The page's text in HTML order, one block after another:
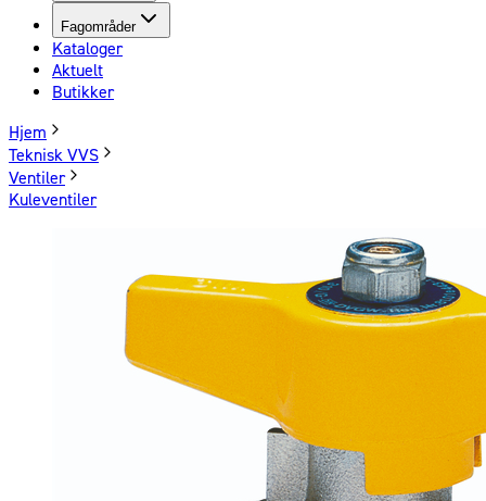
Fagområder
Kataloger
Aktuelt
Butikker
Hjem
Teknisk VVS
Ventiler
Kuleventiler